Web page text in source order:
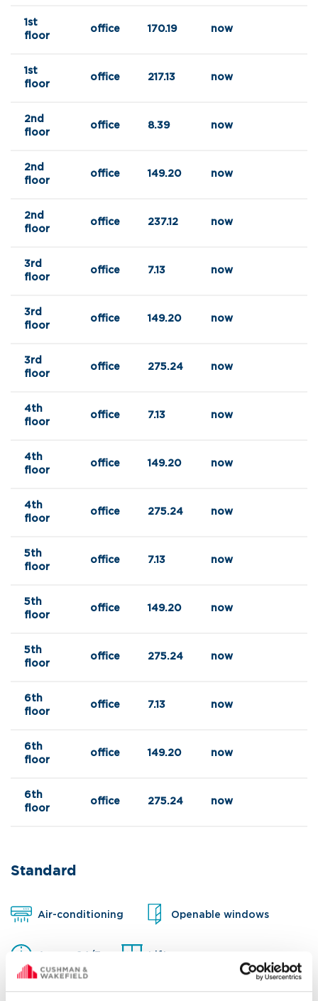
1st
floor
office 170.19 now
1st
floor
office 217.13 now
2nd
floor
office 8.39 now
2nd
floor
office 149.20 now
2nd
floor
office 237.12 now
3rd
floor
office 7.13 now
3rd
floor
office 149.20 now
3rd
floor
office 275.24 now
4th
floor
office 7.13 now
4th
floor
office 149.20 now
4th
floor
office 275.24 now
5th
floor
office 7.13 now
5th
floor
office 149.20 now
5th
floor
office 275.24 now
6th
floor
office 7.13 now
6th
floor
office 149.20 now
6th
floor
office 275.24 now
Standard
Air-conditioning Openable windows
Access 24/7 Lift